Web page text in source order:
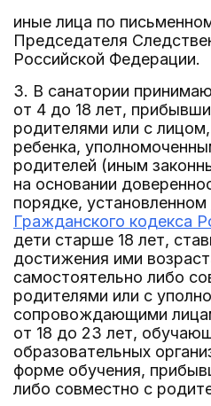
иные лица по
Председателя
Российской Федерации.
3. В санатории
от 4 до 18 лет,
родителями или с
ребенка,
родителей (иным
на основании
порядке, установленном
Гражданского кодекса
дети старше 18 лет,
достижения ими
самостоятельно либо
родителями или с
сопровождающими
от 18 до 23 лет,
образовательных
форме обучения,
либо совместно с